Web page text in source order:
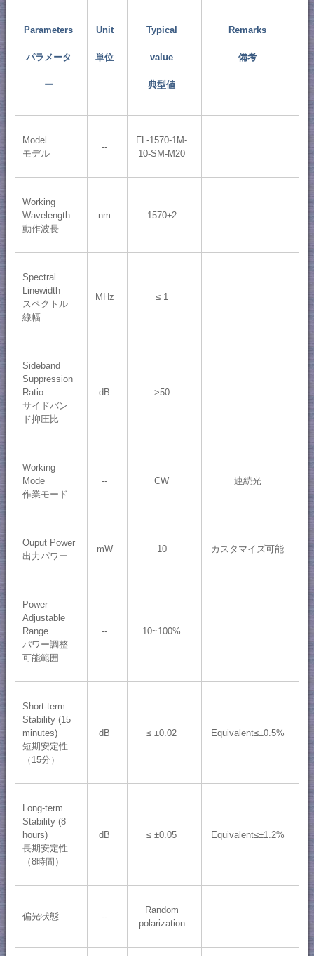
Parameters
パラメータ
ー
Unit
単位
Typical
value
典型値
Remarks
備考
Model
モデル
--
FL-1570-1M-
10-SM-M20
Working
Wavelength
動作波長
nm 1570±2
Spectral
Linewidth
スペクトル
線幅
MHz ≤ 1
Sideband
Suppression
Ratio
サイドバン
ド抑圧比
dB >50
Working
Mode
作業モード
-- CW 連続光
Ouput Power
出力パワー
mW 10 カスタマイズ可能
Power
Adjustable
Range
パワー調整
可能範囲
-- 10~100%
Short-term
Stability (15
minutes)
短期安定性
（15分）
dB ≤ ±0.02 Equivalent≤±0.5%
Long-term
Stability (8
hours)
長期安定性
（8時間）
dB ≤ ±0.05 Equivalent≤±1.2%
偏光状態 --
Random
polarization